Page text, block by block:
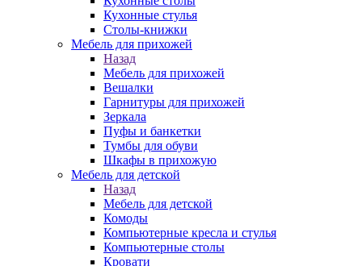
Кухонные стулья
Столы-книжки
Мебель для прихожей
Назад
Мебель для прихожей
Вешалки
Гарнитуры для прихожей
Зеркала
Пуфы и банкетки
Тумбы для обуви
Шкафы в прихожую
Мебель для детской
Назад
Мебель для детской
Комоды
Компьютерные кресла и стулья
Компьютерные столы
Кровати